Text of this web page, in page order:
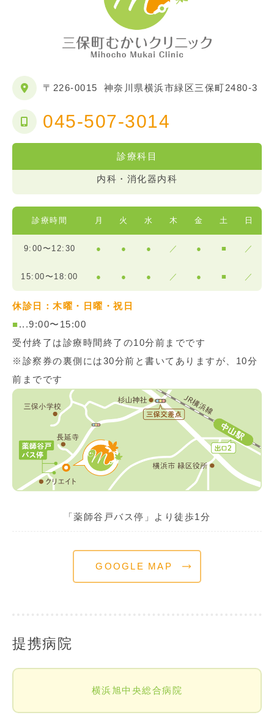
〒226-0015 神奈川県横浜市緑区三保町2480-3
045-507-3014
診療科目
内科・消化器内科
診療時間 月 火 水 木 金 土 日
9:00〜12:30 ● ● ● ／ ● ■ ／
15:00〜18:00 ● ● ● ／ ● ■ ／
休診日：木曜・日曜・祝日
■...9:00〜15:00
受付終了は診療時間終了の10分前までです
※診察券の裏側には30分前と書いてありますが、10分
前までです
「薬師谷戸バス停」より徒歩1分
GOOGLE MAP
提携病院
横浜旭中央総合病院